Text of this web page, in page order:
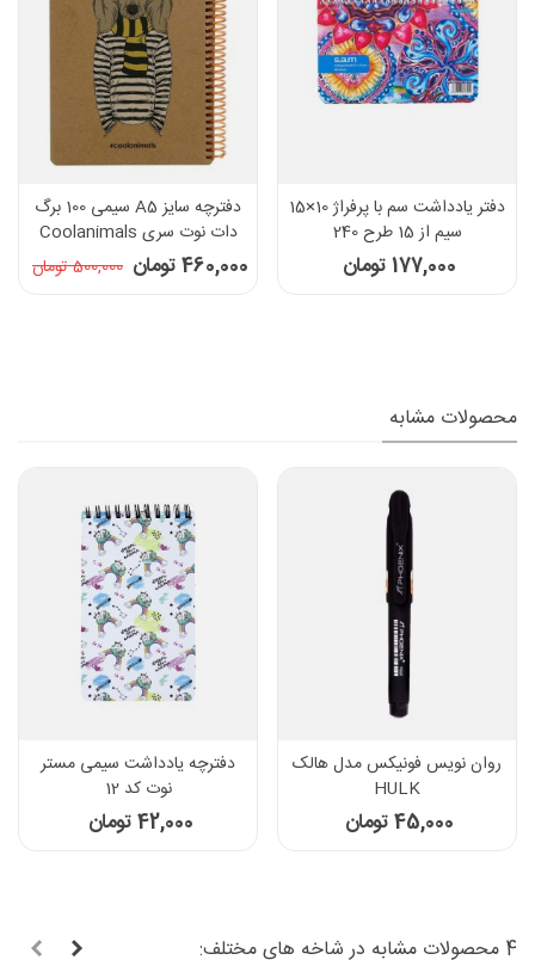
دفتر یادداشت سم با پرفراژ 10×15
سیم از 15 طرح 240
177,000 تومان
دفترچه سایز A5 سیمی 100 برگ
دات نوت سری Coolanimals
طرح اسپورت داگ460,000 تومان 500,000 تومان
محصولات مشابه
روان نویس فونیکس مدل هالک
HULK
45,000 تومان
دفترچه یادداشت سیمی مستر
نوت کد 12
42,000 تومان
4 محصولات مشابه در شاخه های مختلف: